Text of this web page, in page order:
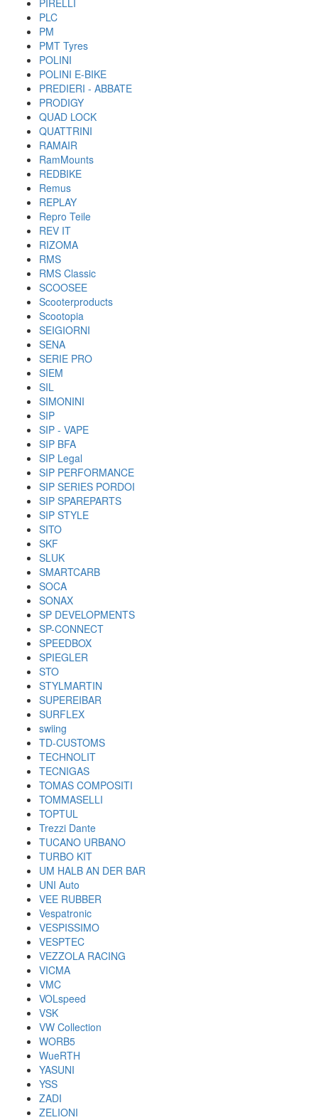
PIRELLI
PLC
PM
PMT Tyres
POLINI
POLINI E-BIKE
PREDIERI - ABBATE
PRODIGY
QUAD LOCK
QUATTRINI
RAMAIR
RamMounts
REDBIKE
Remus
REPLAY
Repro Teile
REV IT
RIZOMA
RMS
RMS Classic
SCOOSEE
Scooterproducts
Scootopia
SEIGIORNI
SENA
SERIE PRO
SIEM
SIL
SIMONINI
SIP
SIP - VAPE
SIP BFA
SIP Legal
SIP PERFORMANCE
SIP SERIES PORDOI
SIP SPAREPARTS
SIP STYLE
SITO
SKF
SLUK
SMARTCARB
SOCA
SONAX
SP DEVELOPMENTS
SP-CONNECT
SPEEDBOX
SPIEGLER
STO
STYLMARTIN
SUPEREIBAR
SURFLEX
swiing
TD-CUSTOMS
TECHNOLIT
TECNIGAS
TOMAS COMPOSITI
TOMMASELLI
TOPTUL
Trezzi Dante
TUCANO URBANO
TURBO KIT
UM HALB AN DER BAR
UNI Auto
VEE RUBBER
Vespatronic
VESPISSIMO
VESPTEC
VEZZOLA RACING
VICMA
VMC
VOLspeed
VSK
VW Collection
WORB5
WueRTH
YASUNI
YSS
ZADI
ZELIONI